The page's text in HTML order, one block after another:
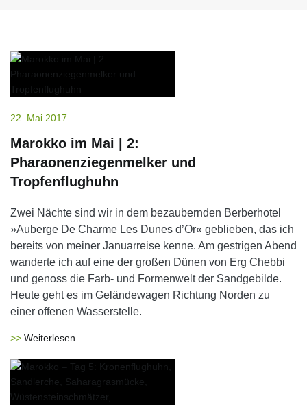
22. Mai 2017
Marokko im Mai | 2:
Pharaonenziegenmelker und
Tropfenflughuhn
Zwei Nächte sind wir in dem bezaubernden Berberhotel
»Auberge De Charme Les Dunes d’Or« geblieben, das ich
bereits von meiner Januarreise kenne. Am gestrigen Abend
wanderte ich auf eine der großen Dünen von Erg Chebbi
und genoss die Farb- und Formenwelt der Sandgebilde.
Heute geht es im Geländewagen Richtung Norden zu
einer offenen Wasserstelle.
Weiterlesen